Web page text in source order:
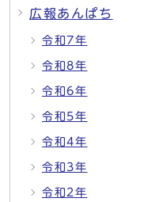
広報あんぱち
令和7年
令和8年
令和6年
令和5年
令和4年
令和3年
令和2年